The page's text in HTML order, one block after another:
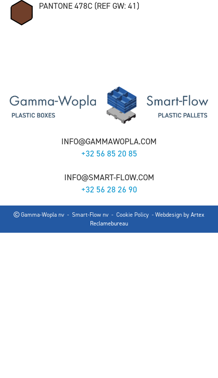
PANTONE 478C (REF GW: 41)
INFO@GAMMAWOPLA.COM
+32 56 85 20 85
INFO@SMART-FLOW.COM
+32 56 28 26 90
Gamma-Wopla nv - Smart-Flow nv - Cookie Policy - Webdesign byArtex
Reclamebureau